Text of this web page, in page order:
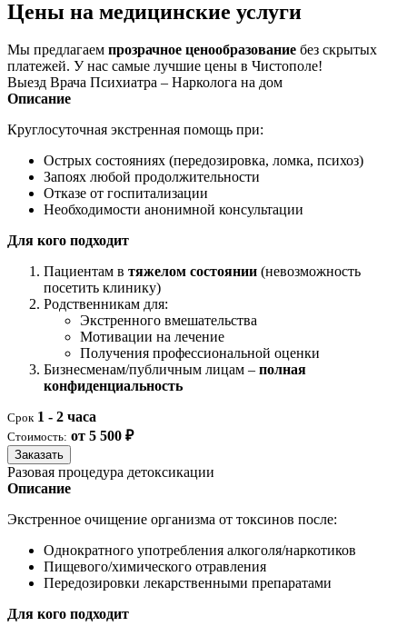
Цены на медицинские услуги
Мы предлагаем прозрачное ценообразование без скрытых
платежей. У нас самые лучшие цены в Чистополе!
Выезд Врача Психиатра – Нарколога на дом
Описание
Круглосуточная экстренная помощь при:
Острых состояниях (передозировка, ломка, психоз)
Запоях любой продолжительности
Отказе от госпитализации
Необходимости анонимной консультации
Для кого подходит
Пациентам в тяжелом состоянии (невозможность
посетить клинику)
Родственникам для:
Экстренного вмешательства
Мотивации на лечение
Получения профессиональной оценки
Бизнесменам/публичным лицам – полная
конфиденциальность
Срок 1 - 2 часа
Стоимость: от 5 500 ₽
Заказать
Разовая процедура детоксикации
Описание
Экстренное очищение организма от токсинов после:
Однократного употребления алкоголя/наркотиков
Пищевого/химического отравления
Передозировки лекарственными препаратами
Для кого подходит